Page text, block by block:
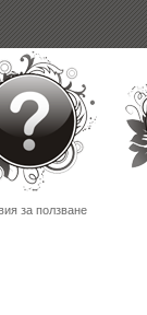
за ползване